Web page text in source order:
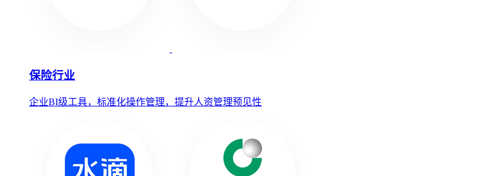
保险行业
企业BI级工具，标准化操作管理，提升人资管理预见性